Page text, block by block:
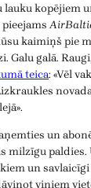
lauku kopējiem
kaimiņš pie
Galu galā.
teica: «Vēl
un
milzīgu paldies.
un savlaicīgi
viņiem